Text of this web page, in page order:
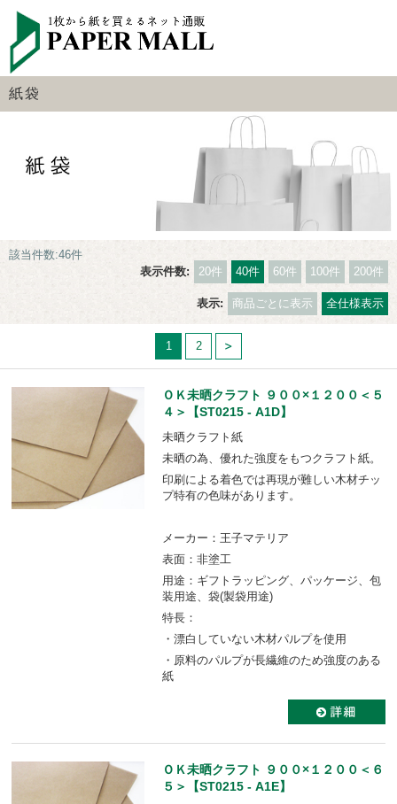
紙袋
該当件数:46件
表示件数:
20件 40件 60件 100件 200件
表示: 商品ごとに表示 全仕様表示
1 2
ＯＫ未晒クラフト ９００×１２００＜５
４＞【ST0215 - A1D】
未晒クラフト紙
未晒の為、優れた強度をもつクラフト紙。
印刷による着色では再現が難しい木材チッ
プ特有の色味があります。
メーカー：王子マテリア
表面：非塗工
用途：ギフトラッピング、パッケージ、包
装用途、袋(製袋用途)
特長：
・漂白していない木材パルプを使用
・原料のパルプが長繊維のため強度のある
紙
ＯＫ未晒クラフト ９００×１２００＜６
５＞【ST0215 - A1E】